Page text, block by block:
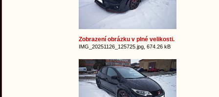
Zobrazení obrázku v plné velikosti.
IMG_20251126_125725.jpg, 674.26 kB